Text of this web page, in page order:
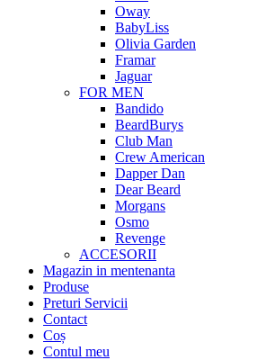
Oway
BabyLiss
Olivia Garden
Framar
Jaguar
FOR MEN
Bandido
BeardBurys
Club Man
Crew American
Dapper Dan
Dear Beard
Morgans
Osmo
Revenge
ACCESORII
Magazin in mentenanta
Produse
Preturi Servicii
Contact
Coș
Contul meu